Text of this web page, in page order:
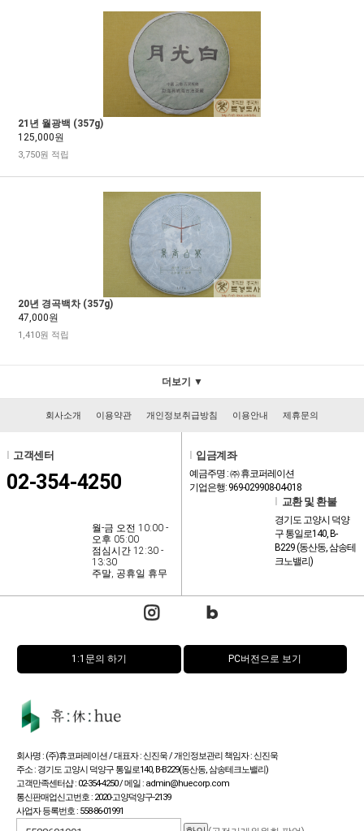
21년 월광백 (357g)
125,000원
3,750원 적립
20년 경곡백차 (357g)
47,000원
1,410원 적립
더보기 ▼
회사소개 이용약관 개인정보취급방침 이용안내 제휴문의
고객센터
02-354-4250
월-금 오전 10:00 -
오후 05:00
점심시간 12:30 -
13:30
주말, 공휴일 휴무
입금계좌
예금주명 : ㈜ 휴코퍼레이션
기업은행: 969-029908-04-018
교환 및 환불
경기도 고양시 덕양
구 통일로140, B-
B229 (동산동, 삼송테
크노밸리)
1:1문의 하기 PC버전으로 보기
회사명 : (주)휴코퍼레이션 / 대표자 : 신진욱 / 개인정보관리 책임자 : 신진욱
주소 : 경기도 고양시 덕양구 통일로140, B-B229(동산동, 삼송테크노밸리)
고객만족센터샵 : 02-354-4250 / 메일 : admin@huecorp.com
통신판매업신고번호 : 2020-고양덕양구-2139
사업자 등록번호 : 558-86-01991